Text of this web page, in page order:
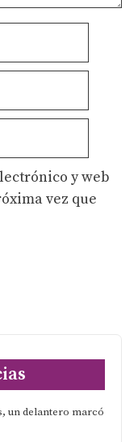
y web
vez que
un delantero marcó